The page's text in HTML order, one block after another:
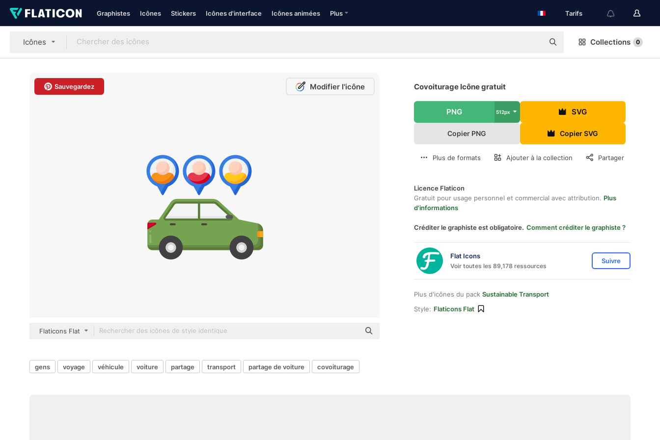
Graphistes Icônes Stickers Icônes d'interface Icônes animées Plus Tarifs
Icônes Collections 0
Sauvegardez Modifier l'icône
Flaticons Flat
Covoiturage Icône gratuit
PNG 512px SVG
Copier PNG Copier SVG
Plus de formats Ajouter à la collection Partager
Licence Flaticon
Gratuit pour usage personnel et commercial avec attribution. Plus
d'informations
Créditer le graphiste est obligatoire. Comment créditer le graphiste ?
Flat Icons
Voir toutes les 89,178 ressources
Suivre
Plus d'icônes du pack Sustainable Transport
Style: Flaticons Flat
gens voyage véhicule voiture partage transport partage de voiture covoiturage